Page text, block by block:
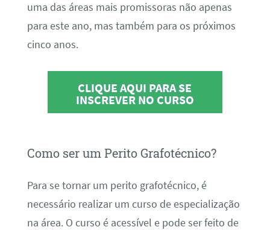
uma das áreas mais promissoras não apenas
para este ano, mas também para os próximos
cinco anos.
CLIQUE AQUI PARA SE
INSCREVER NO CURSO
Como ser um Perito Grafotécnico?
Para se tornar um perito grafotécnico, é
necessário realizar um curso de especialização
na área. O curso é acessível e pode ser feito de